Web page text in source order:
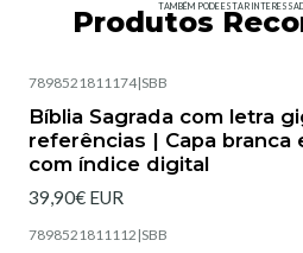
TAMBÉM PODE ESTAR
Produtos
7898521811174|SBB
Bíblia Sagrada com letra
referências | Capa branca
com índice digital
39,90€ EUR
7898521811112 |SBB